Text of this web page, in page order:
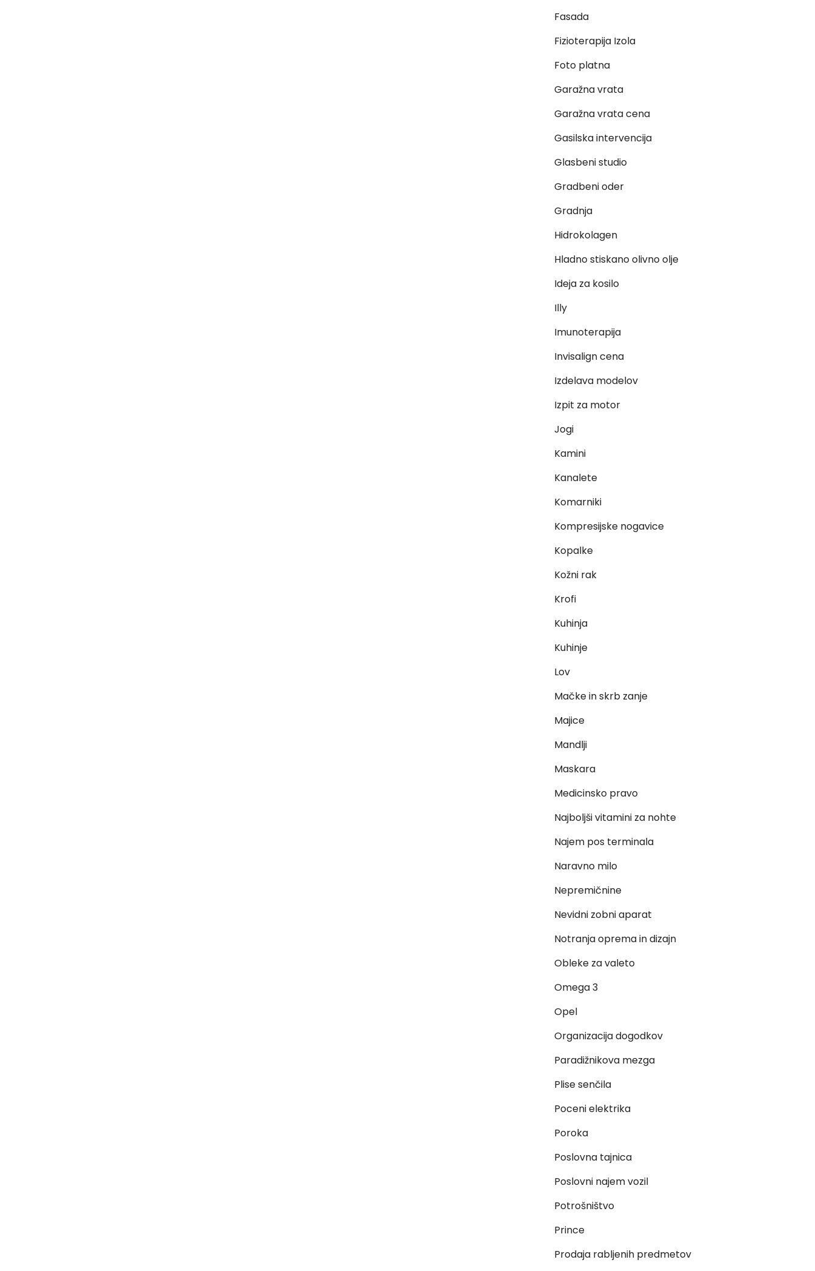
Fasada
Fizioterapija Izola
Foto platna
Garažna vrata
Garažna vrata cena
Gasilska intervencija
Glasbeni studio
Gradbeni oder
Gradnja
Hidrokolagen
Hladno stiskano olivno olje
Ideja za kosilo
Illy
Imunoterapija
Invisalign cena
Izdelava modelov
Izpit za motor
Jogi
Kamini
Kanalete
Komarniki
Kompresijske nogavice
Kopalke
Kožni rak
Krofi
Kuhinja
Kuhinje
Lov
Mačke in skrb zanje
Majice
Mandlji
Maskara
Medicinsko pravo
Najboljši vitamini za nohte
Najem pos terminala
Naravno milo
Nepremičnine
Nevidni zobni aparat
Notranja oprema in dizajn
Obleke za valeto
Omega 3
Opel
Organizacija dogodkov
Paradižnikova mezga
Plise senčila
Poceni elektrika
Poroka
Poslovna tajnica
Poslovni najem vozil
Potrošništvo
Prince
Prodaja rabljenih predmetov